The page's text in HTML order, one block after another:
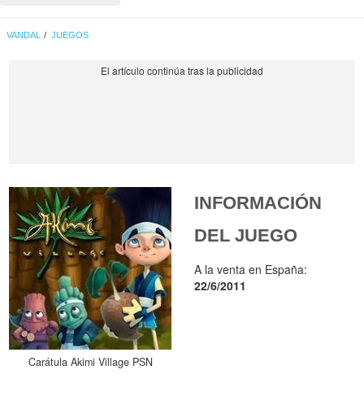
VANDAL JUEGOS
Carátula Akimi Village PSN
INFORMACIÓN
DEL JUEGO
A la venta en España:
22/6/2011